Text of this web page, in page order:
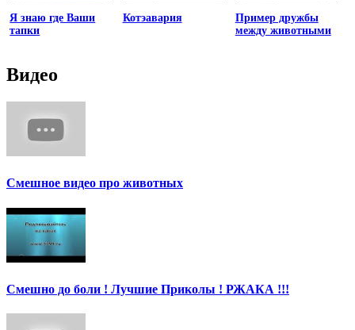
Я знаю где Ваши
тапки
Котэавария
Пример дружбы
между животными
Видео
Смешное видео про животных
Смешно до боли ! Лучшие Приколы ! РЖАКА !!!